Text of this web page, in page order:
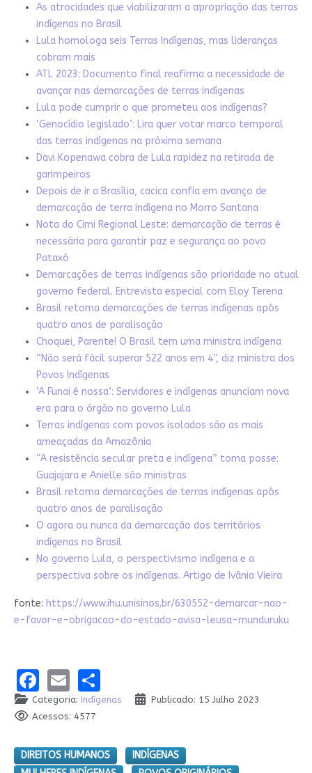
As atrocidades que viabilizaram a apropriação das terras
indígenas no Brasil
Lula homologa seis Terras Indígenas, mas lideranças
cobram mais
ATL 2023: Documento final reafirma a necessidade de
avançar nas demarcações de terras indígenas
Lula pode cumprir o que prometeu aos indígenas?
‘Genocídio legislado’: Lira quer votar marco temporal
das terras indígenas na próxima semana
Davi Kopenawa cobra de Lula rapidez na retirada de
garimpeiros
Depois de ir a Brasília, cacica confia em avanço de
demarcação de terra indígena no Morro Santana
Nota do Cimi Regional Leste: demarcação de terras é
necessária para garantir paz e segurança ao povo
Pataxó
Demarcações de terras indígenas são prioridade no atual
governo federal. Entrevista especial com Eloy Terena
Brasil retoma demarcações de terras indígenas após
quatro anos de paralisação
Choquei, Parente! O Brasil tem uma ministra indígena
“Não será fácil superar 522 anos em 4”, diz ministra dos
Povos Indígenas
‘A Funai é nossa’: Servidores e indígenas anunciam nova
era para o órgão no governo Lula
Terras indígenas com povos isolados são as mais
ameaçadas da Amazônia
“A resistência secular preta e indígena” toma posse:
Guajajara e Anielle são ministras
Brasil retoma demarcações de terras indígenas após
quatro anos de paralisação
O agora ou nunca da demarcação dos territórios
indígenas no Brasil
No governo Lula, o perspectivismo indígena e a
perspectiva sobre os indígenas. Artigo de Ivânia Vieira
fonte: https://www.ihu.unisinos.br/630552-demarcar-nao-
e-favor-e-obrigacao-do-estado-avisa-leusa-munduruku
Facebook
EmailShare
Categoria: Indígenas
Publicado: 15 Julho 2023
Acessos: 4577
DIREITOS HUMANOS
INDÍGENAS